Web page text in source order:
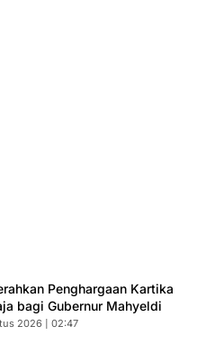
Penghargaan Kartika
bagi Gubernur Mahyeldi
2026 | 02:47